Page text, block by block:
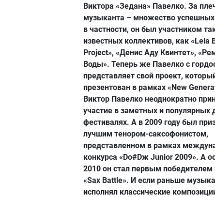
Виктора «Зедана» Павелко. За
музыканта – множество успешных
в частности, он был участником
известных коллективов, как «Lela
Project», «Денис Аду Квинтет»,
Воды». Теперь же Павелко с
представляет свой проект,
презентован в рамках «New
Виктор Павелко неоднократно
участие в заметных и
фестивалях. А в 2009 году был
лучшим тенором-саксофонистом,
представленном в рамках
конкурса «Do#Dж Junior 2009». А
2010 он стал первым победителем
«Sax Battle». И если раньше
исполнял классические